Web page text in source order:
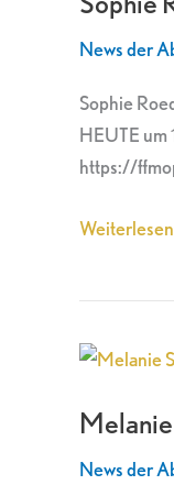
News der
Sophie
HEUTE
https://
des
Max
Ophüls
Festivals
Weiterlesen
News der
Melanie
mit
Die